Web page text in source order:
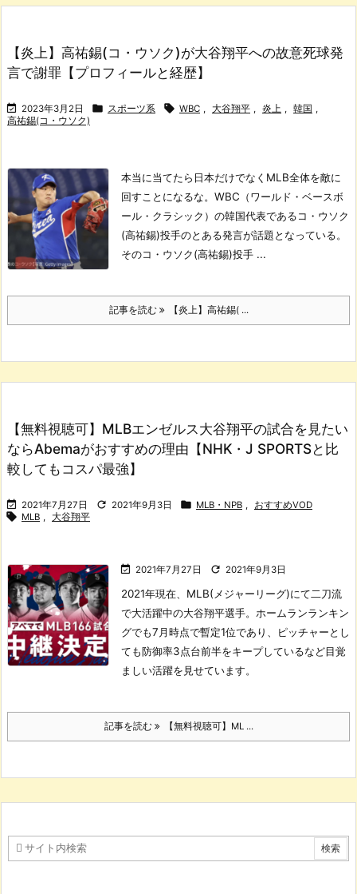
【炎上】高祐錫(コ・ウソク)が大谷翔平への故意死球発
言で謝罪【プロフィールと経歴】
 2023年3月2日  スポーツ系  WBC , 大谷翔平 , 炎上 , 韓国 ,
高祐錫(コ・ウソク)
本当に当てたら日本だけでなくMLB全体を敵に
回すことになるな。 WBC（ワールド・ベースボ
ール・クラシック）の韓国代表であるコ・ウソク
(高祐錫)投手のとある発言が話題となっている。
そのコ・ウソク(高祐錫)投手 ...
記事を読む 【炎上】高祐錫( ...
【無料視聴可】MLBエンゼルス大谷翔平の試合を見たい
ならAbemaがおすすめの理由【NHK・J SPORTSと比
較してもコスパ最強】
 2021年7月27日  2021年9月3日  MLB・NPB , おすすめVOD
 MLB , 大谷翔平
 2021年7月27日  2021年9月3日
2021年現在、MLB(メジャーリーグ)にて二刀流
で大活躍中の大谷翔平選手。 ホームランランキン
グでも7月時点で暫定1位であり、ピッチャーとし
ても防御率3点台前半をキープしているなど目覚
ましい活躍を見せています。
記事を読む 【無料視聴可】ML ...